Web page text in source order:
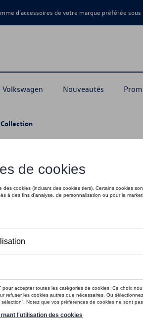
d’accessoires de votre marque préférée
Nouveautés